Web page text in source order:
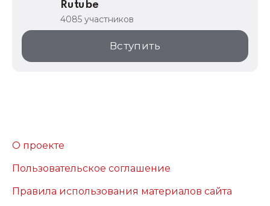
Rutube
4085 участников
Вступить
О проекте
Пользовательское соглашение
Правила использования материалов сайта